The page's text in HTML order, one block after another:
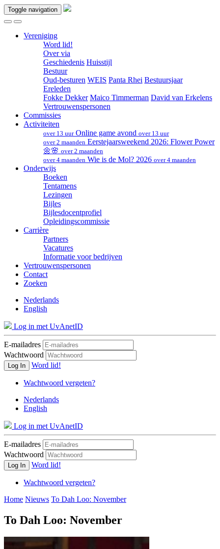
Toggle navigation
Vereniging
Word lid!
Over via
Geschiedenis Huisstijl
Bestuur
Oud-besturen WEIS Panta Rhei Bestuursjaar
Ereleden
Fokke Dekker Maico Timmerman David van Erkelens
Vertrouwenspersonen
Commissies
Activiteiten
over 13 uurOnline game avond over 13 uur
over 2 maanden Eerstejaarsweekend 2026: Flower Power
🌼🌸 over 2 maanden
over 4 maanden Wie is de Mol? 2026 over 4 maanden
Onderwijs
Boeken
Tentamens
Lezingen
Bijles
Bijlesdocentprofiel
Opleidingscommissie
Carrière
Partners
Vacatures
Informatie voor bedrijven
Vertrouwenspersonen
Contact
Zoeken
Nederlands
English
Log in met UvAnetID
E-mailadres
Wachtwoord
Log In Word lid!
Wachtwoord vergeten?
Nederlands
English
Log in met UvAnetID
E-mailadres
Wachtwoord
Log In Word lid!
Wachtwoord vergeten?
Home Nieuws To Dah Loo: November
To Dah Loo: November